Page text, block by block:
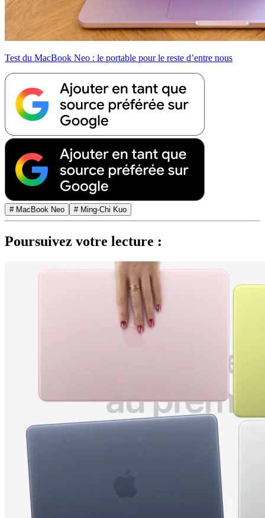
Test du MacBook Neo : le portable pour le reste d’entre nous
# MacBook Neo # Ming-Chi Kuo
Poursuivez votre lecture :